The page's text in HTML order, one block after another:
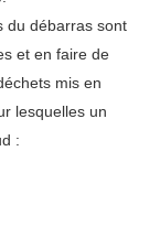
du débarras sont
et en faire de
mis en
lesquelles un
: